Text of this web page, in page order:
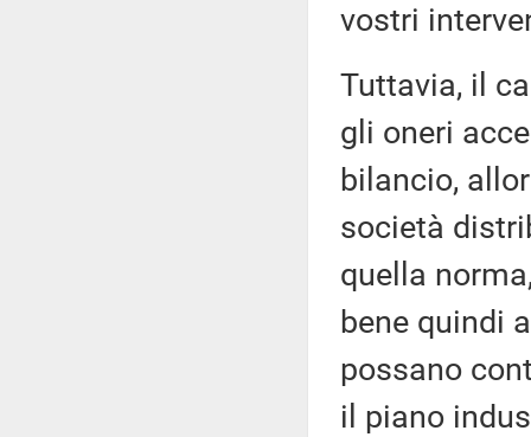
vostri
Tuttavia, il
gli oneri
bilancio,
società
quella
bene quindi
possano
il piano